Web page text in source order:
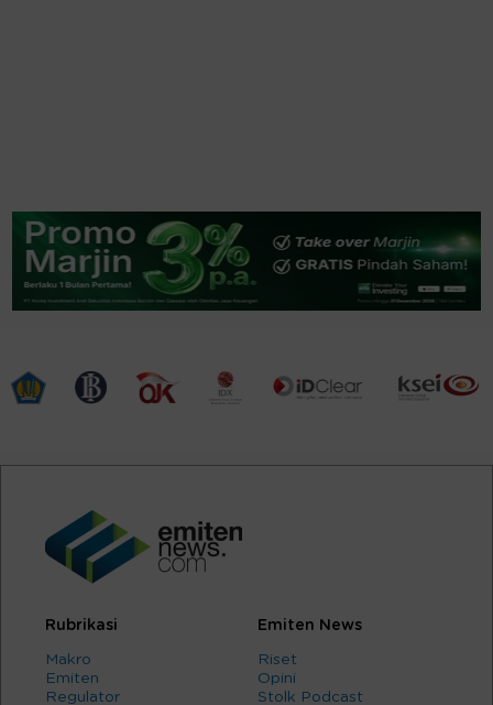
Rubrikasi
Makro
Emiten
Regulator
Emiten News
Riset
Opini
Stolk Podcast